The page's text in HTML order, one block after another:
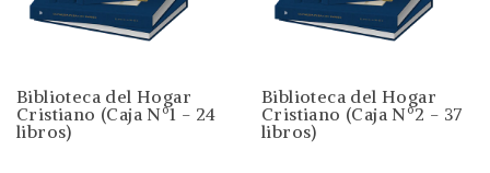
Biblioteca del Hogar
Cristiano (Caja Nº1 - 24
libros)
Biblioteca del Hogar
Cristiano (Caja Nº2 - 37
libros)